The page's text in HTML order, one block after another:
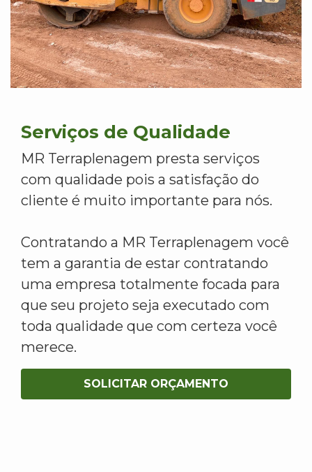
Serviços de Qualidade
MR Terraplenagem presta serviços
com qualidade pois a satisfação do
cliente é muito importante para nós.
Contratando a MR Terraplenagem você
tem a garantia de estar contratando
uma empresa totalmente focada para
que seu projeto seja executado com
toda qualidade que com certeza você
merece.
SOLICITAR ORÇAMENTO